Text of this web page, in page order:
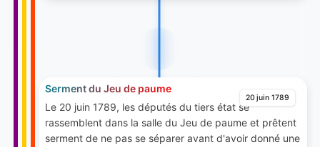
20 juin 1789
Serment du Jeu de paume
Le 20 juin 1789, les députés du tiers état se
rassemblent dans la salle du Jeu de paume et prêtent
serment de ne pas se séparer avant d'avoir donné une